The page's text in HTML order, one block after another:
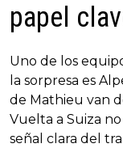
papel
Uno de los
la sorpresa es
de Mathieu van
Vuelta a Suiza
señal clara del